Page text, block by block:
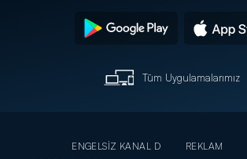
Tüm Uygulamalarımız
ENGELSİZ KANAL D REKLAM